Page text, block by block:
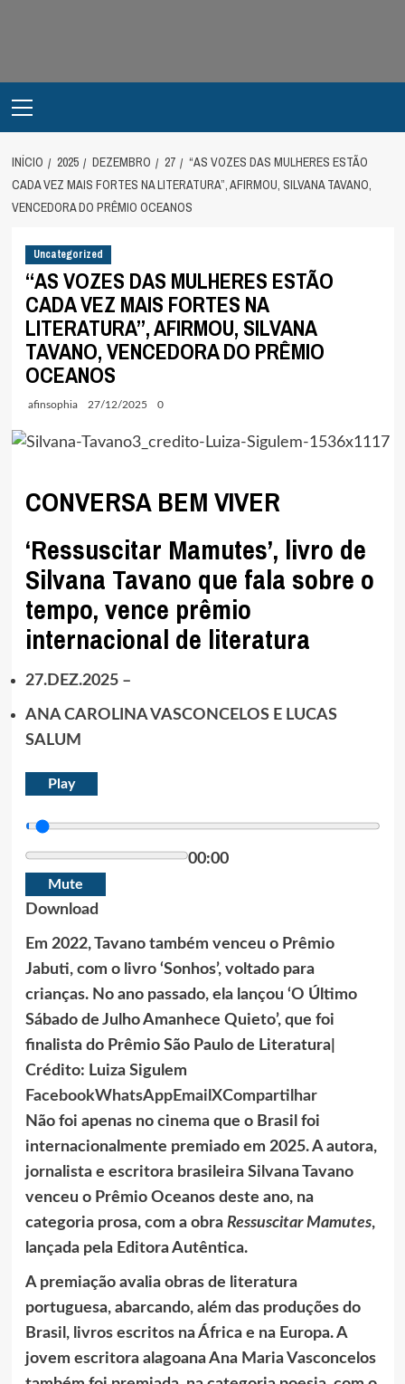
Menu
INÍCIO 2025 DEZEMBRO 27
“AS VOZES DAS MULHERES ESTÃO
CADA VEZ MAIS FORTES NA LITERATURA”, AFIRMOU, SILVANA TAVANO,
VENCEDORA DO PRÊMIO OCEANOS
Uncategorized
“AS VOZES DAS MULHERES ESTÃO
CADA VEZ MAIS FORTES NA
LITERATURA”, AFIRMOU, SILVANA
TAVANO, VENCEDORA DO PRÊMIO
OCEANOS
afinsophia 27/12/2025 0
CONVERSA BEM VIVER
‘Ressuscitar Mamutes’, livro de
Silvana Tavano que fala sobre o
tempo, vence prêmio
internacional de literatura
27.DEZ.2025 –
ANA CAROLINA VASCONCELOSE LUCAS
SALUM
Play
00:00
Mute
Download
Em 2022, Tavano também venceu o Prêmio
Jabuti, com o livro ‘Sonhos’, voltado para
crianças. No ano passado, ela lançou ‘O Último
Sábado de Julho Amanhece Quieto’, que foi
finalista do Prêmio São Paulo de Literatura|
Crédito: Luiza Sigulem
FacebookWhatsAppEmail XCompartilhar
Não foi apenas no cinemaque o Brasil foi
internacionalmente premiado em 2025. A autora,
jornalista e escritora brasileira Silvana Tavano
venceu o Prêmio Oceanos deste ano, na
categoria prosa, com a obra Ressuscitar Mamutes,
lançada pela Editora Autêntica.
A premiação avalia obras de literatura
portuguesa, abarcando, além das produções do
Brasil, livros escritos na África e na Europa. A
jovem escritora alagoana Ana Maria Vasconcelos